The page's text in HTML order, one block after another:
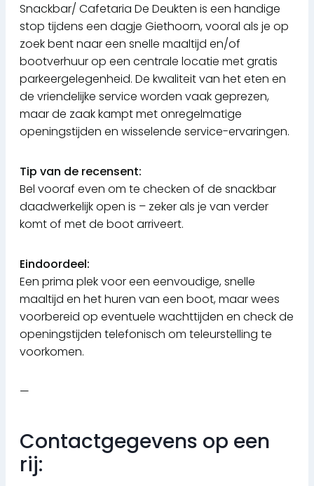
Snackbar/ Cafetaria De Deukten is een handige
stop tijdens een dagje Giethoorn, vooral als je op
zoek bent naar een snelle maaltijd en/of
bootverhuur op een centrale locatie met gratis
parkeergelegenheid. De kwaliteit van het eten en
de vriendelijke service worden vaak geprezen,
maar de zaak kampt met onregelmatige
openingstijden en wisselende service-ervaringen.
Tip van de recensent:
Bel vooraf even om te checken of de snackbar
daadwerkelijk open is – zeker als je van verder
komt of met de boot arriveert.
Eindoordeel:
Een prima plek voor een eenvoudige, snelle
maaltijd en het huren van een boot, maar wees
voorbereid op eventuele wachttijden en check de
openingstijden telefonisch om teleurstelling te
voorkomen.
—
Contactgegevens op een
rij: